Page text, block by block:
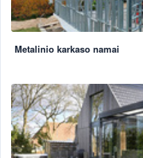
Metalinio karkaso namai